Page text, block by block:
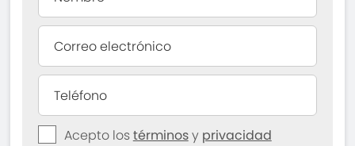
Acepto lostérminosy privacidad